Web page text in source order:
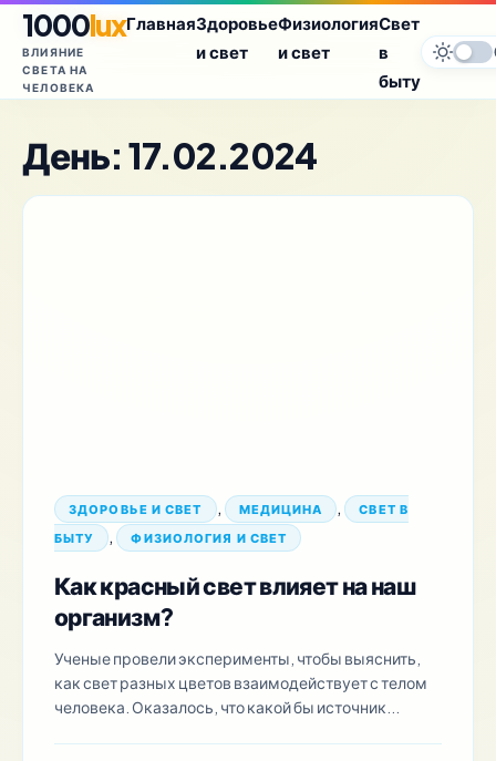
Перейти
контенту
1000lux
ВЛИЯНИЕ
СВЕТА НА
ЧЕЛОВЕКА
ГлавнаяЗдоровье
и свет
Физиология
и свет
Свет
в
быту
День:17.02.2024
ЗДОРОВЬЕ И СВЕТ , МЕДИЦИНА ,
СВЕТ В
БЫТУ
, ФИЗИОЛОГИЯ И СВЕТ
Как красный свет влияет на наш
организм?
Ученые провели эксперименты, чтобы выяснить,
как свет разных цветов взаимодействует с телом
человека. Оказалось, что какой бы источник...